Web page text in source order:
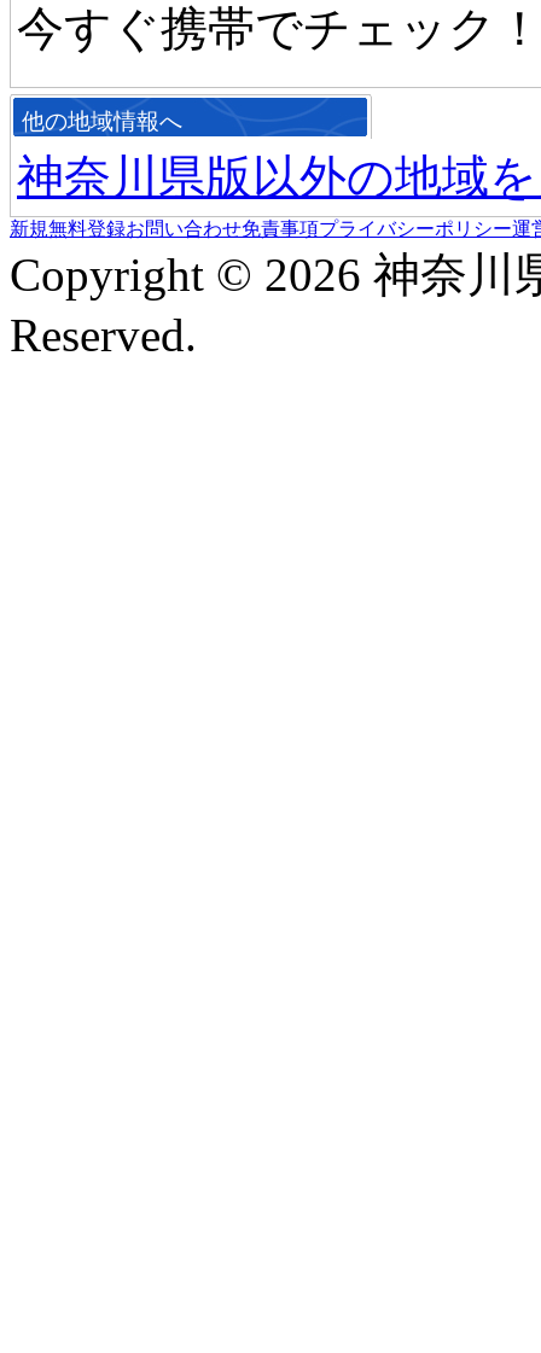
今すぐ携帯でチェック
他の地域情報へ
神奈川県版以外の地域
新規無料登録お問い合わせ免責事項プライバシーポリシー運
Copyright © 2026 神奈
Reserved.